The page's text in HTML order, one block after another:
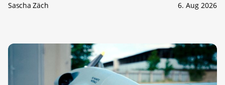
Sascha Zäch 6. Aug 2026